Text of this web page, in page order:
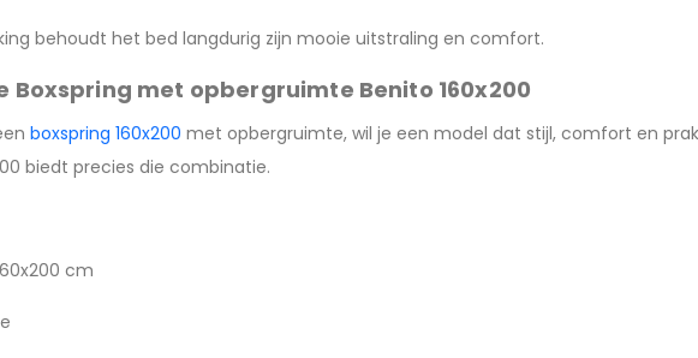
behoudt het bed langdurig zijn mooie uitstraling en comfort.
Boxspring met opbergruimte Benito 160x200
boxspring 160x200 met opbergruimte, wil je een model dat stijl, comfort en
biedt precies die combinatie.
cm